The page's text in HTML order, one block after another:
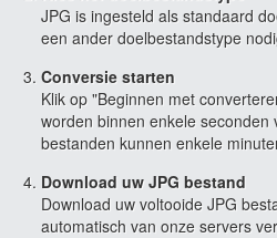
JPG is ingesteld als standaard
een ander doelbestandstype
Conversie starten
Klik op "Beginnen met
worden binnen enkele
bestanden kunnen enkele
Download uw JPG bestand
Download uw voltooide JPG
automatisch van onze servers